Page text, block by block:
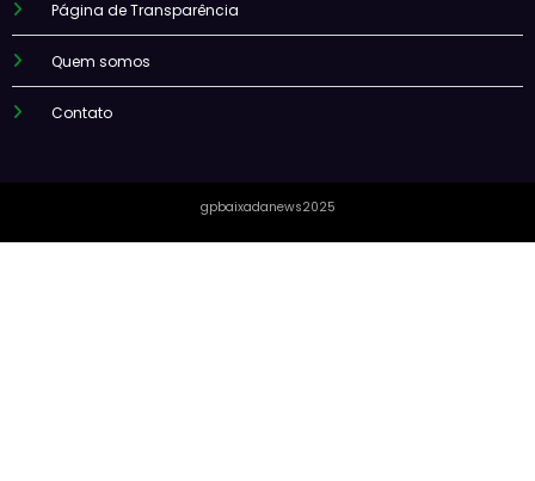
Página de Transparência
Quem somos
Contato
gpbaixadanews2025